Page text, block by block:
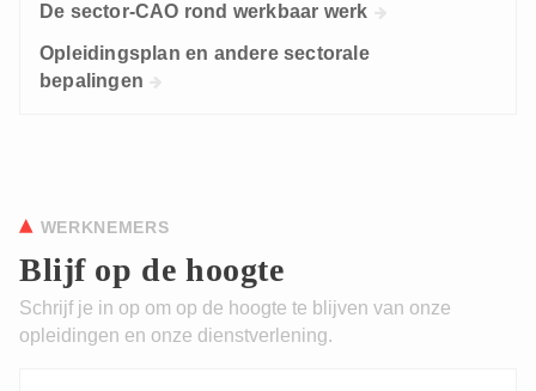
De sector-CAO rond werkbaar werk
Opleidingsplan en andere sectorale
bepalingen
Blijf op de hoogte
WERKNEMERS
Schrijf je in op om op de hoogte te blijven van onze
opleidingen en onze dienstverlening.